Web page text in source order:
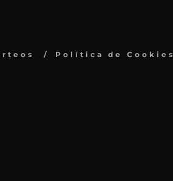
Política de Cookies